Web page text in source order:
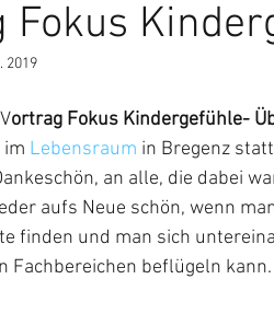
Fokus
2019
ortrag Fokus Kindergefühle-
im Lebensraum in Bregenz
an alle, die dabei
aufs Neue schön, wenn
finden und man sich
Fachbereichen beflügeln kann.